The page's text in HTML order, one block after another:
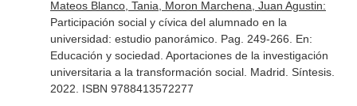
Mateos Blanco, Tania, Moron Marchena, Juan Agustin:
Participación social y cívica del alumnado en la
universidad: estudio panorámico. Pag. 249-266. En:
Educación y sociedad. Aportaciones de la investigación
universitaria a la transformación social. Madrid. Síntesis.
2022. ISBN 9788413572277